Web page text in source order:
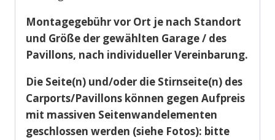
Montagegebühr vor Ort je nach Standort
und Größe der gewählten Garage / des
Pavillons, nach individueller Vereinbarung.
Die Seite(n) und/oder die Stirnseite(n) des
Carports/Pavillons können gegen Aufpreis
mit massiven Seitenwandelementen
geschlossen werden (siehe Fotos): bitte